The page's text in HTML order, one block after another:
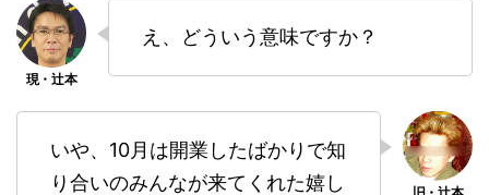
え、どういう意味ですか？
いや、10月は開業したばかりで知
り合いのみんなが来てくれた嬉し